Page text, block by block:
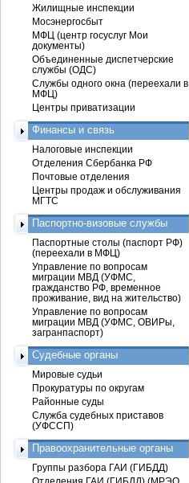
Жилищные инспекции
Мосэнергосбыт
МФЦ (центр госуслуг Мои
документы)
Объединенные диспетчерские
службы (ОДС)
Службы одного окна (переехали в
МФЦ)
Центры приватизации
Финансы и связь
Налоговые инспекции
Отделения Сбербанка РФ
Почтовые отделения
Центры продаж и обслуживания
МГТС
Паспортно-визовые службы
Паспортные столы (паспорт РФ)
(переехали в МФЦ)
Управление по вопросам
миграции МВД (УФМС,
гражданство РФ, временное
проживание, вид на жительство)
Управление по вопросам
миграции МВД (УФМС, ОВИРы,
загранпаспорт)
Судебные органы
Мировые судьи
Прокуратуры по округам
Районные суды
Служба судебных приставов
(УФССП)
Правоохранительные органы
Группы разбора ГАИ (ГИБДД)